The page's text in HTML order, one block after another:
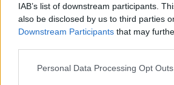
IAB’s list of downstream participants.
also be disclosed by us to third parties
Downstream Participants that may
Personal Data Processing Opt Outs
Publié parVisa 247834 5 5 7
9h37.
Chanteurs : Barbra
Albums :A Love Like